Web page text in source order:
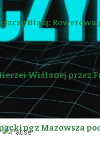
Białą:
Wiślanej przez
z Mazowsza